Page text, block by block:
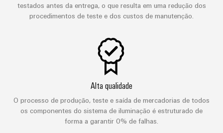
testados antes da entrega, o que resulta em uma redução dos
procedimentos de teste e dos custos de manutenção.
Alta qualidade
O processo de produção, teste e saída de mercadorias de todos
os componentes do sistema de iluminação é estruturado de
forma a garantir 0% de falhas.